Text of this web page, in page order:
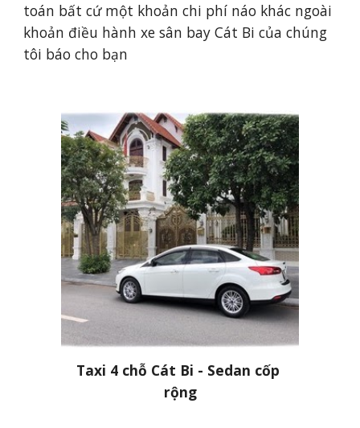
toán bất cứ một khoản chi phí náo khác ngoài
khoản điều hành xe sân bay Cát Bi của chúng
tôi báo cho bạn
Taxi 4 chỗ Cát Bi - Sedan cốp
rộng